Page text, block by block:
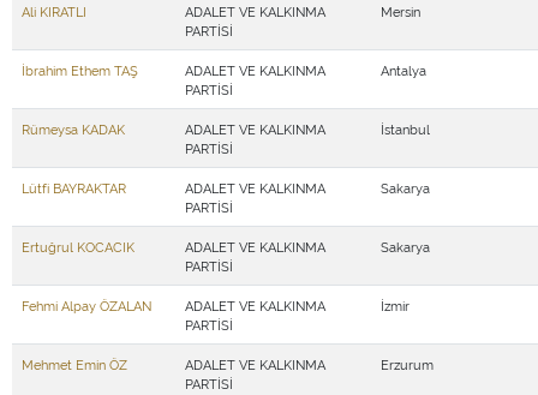
Ali KIRATLI
ADALET VE KALKINMA
PARTİSİ
Mersin
İbrahim Ethem TAŞ
ADALET VE KALKINMA
PARTİSİ
Antalya
Rümeysa KADAK
ADALET VE KALKINMA
PARTİSİ
İstanbul
Lütfi BAYRAKTAR
ADALET VE KALKINMA
PARTİSİ
Sakarya
Ertuğrul KOCACIK
ADALET VE KALKINMA
PARTİSİ
Sakarya
Fehmi Alpay ÖZALAN
ADALET VE KALKINMA
PARTİSİ
İzmir
Mehmet Emin ÖZ
ADALET VE KALKINMA
PARTİSİ
Erzurum